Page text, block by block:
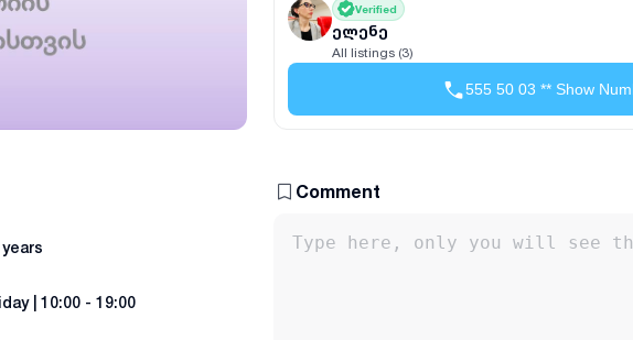
Verified
ელენე
All listings (3)
555 50 03 ** Show
| 10:00 - 19:00
Comment